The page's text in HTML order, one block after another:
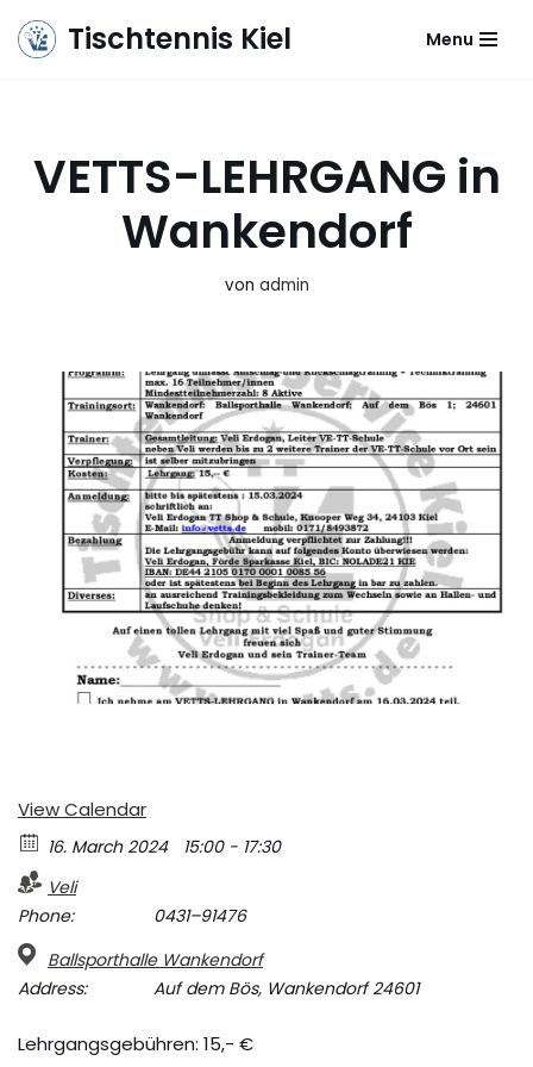
Zum
Tischtennis Kiel Menu
VETTS-LEHRGANG in
Wankendorf
von admin
View Calendar
16. March 2024
15:00 - 17:30
Veli
Phone:
0431–91476
Ballsporthalle Wankendorf
Address:
Auf dem Bös, Wankendorf 24601
Lehrgangsgebühren: 15,- €